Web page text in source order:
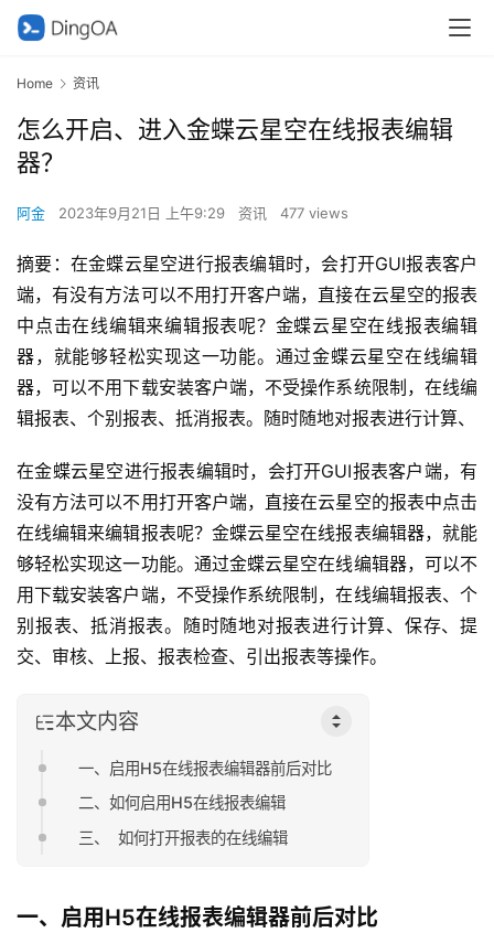
Home 资讯
怎么开启、进入金蝶云星空在线报表编辑
器？
阿金 2023年9月21日 上午9:29 资讯 477 views
摘要：在金蝶云星空进行报表编辑时，会打开GUI报表客户
端，有没有方法可以不用打开客户端，直接在云星空的报表
中点击在线编辑来编辑报表呢？金蝶云星空在线报表编辑
器，就能够轻松实现这一功能。通过金蝶云星空在线编辑
器，可以不用下载安装客户端，不受操作系统限制，在线编
辑报表、个别报表、抵消报表。随时随地对报表进行计算、
在金蝶云星空进行报表编辑时，会打开GUI报表客户端，有
没有方法可以不用打开客户端，直接在云星空的报表中点击
在线编辑来编辑报表呢？金蝶云星空在线报表编辑器，就能
够轻松实现这一功能。通过金蝶云星空在线编辑器，可以不
用下载安装客户端，不受操作系统限制，在线编辑报表、个
别报表、抵消报表。随时随地对报表进行计算、保存、提
交、审核、上报、报表检查、引出报表等操作。
本文内容
一、启用H5在线报表编辑器前后对比
二、如何启用H5在线报表编辑
三、 如何打开报表的在线编辑
一、启用H5在线报表编辑器前后对比